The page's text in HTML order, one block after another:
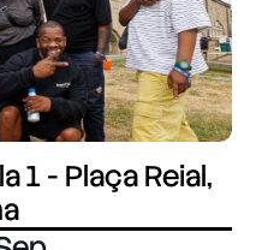
1 - Plaça Reial,